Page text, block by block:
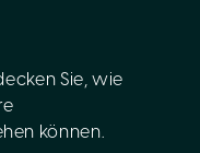
Sie, wie
können.